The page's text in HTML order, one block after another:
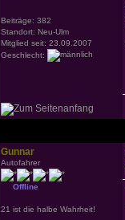
Beiträge: 382
Standort: Neu-Ulm
Mitglied seit: 23.09.2007
Geschlecht:
Gunnar
Autofahrer
Offline
21 ist die halbe Wahrheit!